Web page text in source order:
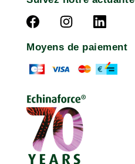
Moyens de paiement